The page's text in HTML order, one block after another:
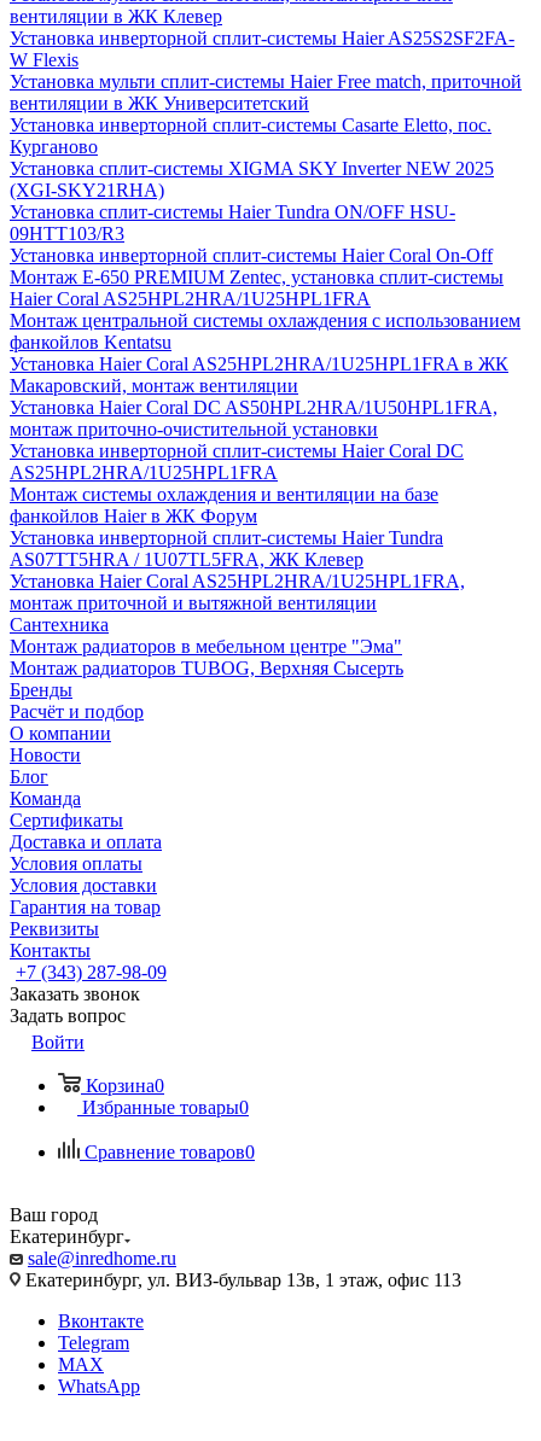
вентиляции в ЖК Клевер
Установка инверторной сплит-системы Haier AS25S2SF2FA-
W Flexis
Установка мульти сплит-системы Haier Free match, приточной
вентиляции в ЖК Университетский
Установка инверторной сплит-системы Casarte Eletto, пос.
Курганово
Установка сплит-системы XIGMA SKY Inverter NEW 2025
(XGI-SKY21RHA)
Установка сплит-системы Haier Tundra ON/OFF HSU-
09HTT103/R3
Установка инверторной сплит-системы Haier Coral On-Off
Монтаж E-650 PREMIUM Zentec, установка сплит-системы
Haier Coral AS25HPL2HRA/1U25HPL1FRA
Монтаж центральной системы охлаждения с использованием
фанкойлов Kentatsu
Установка Haier Coral AS25HPL2HRA/1U25HPL1FRA в ЖК
Макаровский, монтаж вентиляции
Установка Haier Coral DC AS50HPL2HRA/1U50HPL1FRA,
монтаж приточно-очистительной установки
Установка инверторной сплит-системы Haier Coral DC
AS25HPL2HRA/1U25HPL1FRA
Монтаж системы охлаждения и вентиляции на базе
фанкойлов Haier в ЖК Форум
Установка инверторной сплит-системы Haier Tundra
AS07TT5HRA / 1U07TL5FRA, ЖК Клевер
Установка Haier Coral AS25HPL2HRA/1U25HPL1FRA,
монтаж приточной и вытяжной вентиляции
Сантехника
Монтаж радиаторов в мебельном центре "Эма"
Монтаж радиаторов TUBOG, Верхняя Сысерть
Бренды
Расчёт и подбор
О компании
Новости
Блог
Команда
Сертификаты
Доставка и оплата
Условия оплаты
Условия доставки
Гарантия на товар
Реквизиты
Контакты
+7 (343) 287-98-09
Заказать звонок
Задать вопрос
Войти
Корзина0
Избранные товары0
Сравнение товаров0
Ваш город
Екатеринбург
sale@inredhome.ru
Екатеринбург, ул. ВИЗ-бульвар 13в, 1 этаж, офис 113
Вконтакте
Telegram
MAX
WhatsApp